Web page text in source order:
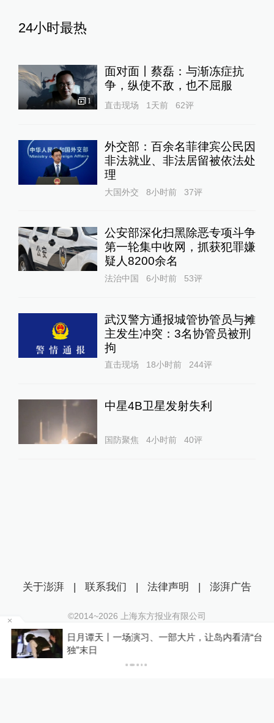
24小时最热
1
面对面丨蔡磊：与渐冻症抗
争，纵使不敌，也不屈服
直击现场 1天前 62评
外交部：百余名菲律宾公民因
非法就业、非法居留被依法处
理
大国外交 8小时前 37评
公安部深化扫黑除恶专项斗争
第一轮集中收网，抓获犯罪嫌
疑人8200余名
法治中国 6小时前 53评
武汉警方通报城管协管员与摊
主发生冲突：3名协管员被刑
拘
直击现场 18小时前 244评
中星4B卫星发射失利
国防聚焦 4小时前 40评
日月谭天丨一场演习、一部大片，让岛内看清“台
独”末日
关于澎湃 | 联系我们 | 法律声明 | 澎湃广告
©2014~2026 上海东方报业有限公司
沪ICP证：沪B2-20170116 | 沪ICP备14003370号
互联网新闻信息服务许可证：31120170006
沪公网安备 31010602000299号